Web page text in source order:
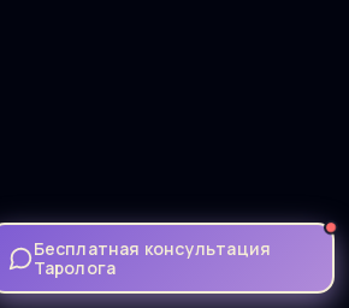
Бесплатная консультация
Таролога